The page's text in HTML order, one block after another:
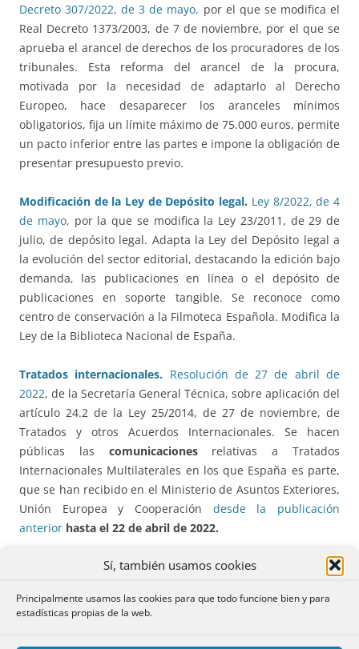
Sí, también usamos cookies
Principalmente usamos las cookies para que todo funcione bien y para
estadísticas propias de la web.
Decreto 307/2022, de 3 de mayo, por el que se modifica el
Real Decreto 1373/2003, de 7 de noviembre, por el que se
aprueba el arancel de derechos de los procuradores de los
tribunales. Esta reforma del arancel de la procura,
motivada por la necesidad de adaptarlo al Derecho
Europeo, hace desaparecer los aranceles mínimos
obligatorios, fija un límite máximo de 75.000 euros, permite
un pacto inferior entre las partes e impone la obligación de
presentar presupuesto previo.
Modificación de la Ley de Depósito legal. Ley 8/2022, de 4
de mayo, por la que se modifica la Ley 23/2011, de 29 de
julio, de depósito legal. Adapta la Ley del Depósito legal a
la evolución del sector editorial, destacando la edición bajo
demanda, las publicaciones en línea o el depósito de
publicaciones en soporte tangible. Se reconoce como
centro de conservación a la Filmoteca Española. Modifica la
Ley de la Biblioteca Nacional de España.
Tratados internacionales. Resolución de 27 de abril de
2022, de la Secretaría General Técnica, sobre aplicación del
artículo 24.2 de la Ley 25/2014, de 27 de noviembre, de
Tratados y otros Acuerdos Internacionales. Se hacen
públicas las comunicacionesrelativas a Tratados
Internacionales Multilaterales en los que España es parte,
que se han recibido en el Ministerio de Asuntos Exteriores,
Unión Europea y Cooperación desde la publicación
anterior hasta el 22 de abril de 2022.
RDLey 10/2022: precio de la electricidad.Por el que se
de costes de producción para la reducción del precio de la
electricidad en el mercado mayorista.